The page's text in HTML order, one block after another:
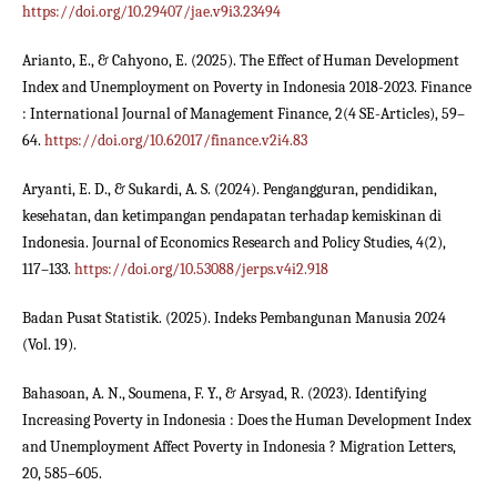
https://doi.org/10.29407/jae.v9i3.23494
Arianto, E., & Cahyono, E. (2025). The Effect of Human Development
Index and Unemployment on Poverty in Indonesia 2018-2023. Finance
: International Journal of Management Finance, 2(4 SE-Articles), 59–
64. https://doi.org/10.62017/finance.v2i4.83
Aryanti, E. D., & Sukardi, A. S. (2024). Pengangguran, pendidikan,
kesehatan, dan ketimpangan pendapatan terhadap kemiskinan di
Indonesia. Journal of Economics Research and Policy Studies, 4(2),
117–133. https://doi.org/10.53088/jerps.v4i2.918
Badan Pusat Statistik. (2025). Indeks Pembangunan Manusia 2024
(Vol. 19).
Bahasoan, A. N., Soumena, F. Y., & Arsyad, R. (2023). Identifying
Increasing Poverty in Indonesia : Does the Human Development Index
and Unemployment Affect Poverty in Indonesia ? Migration Letters,
20, 585–605.